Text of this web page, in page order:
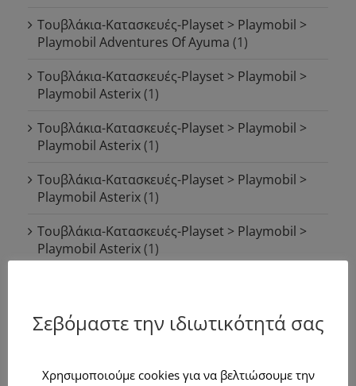
Τουβλάκια-Κατασκευές-Playset > Playmobil >
Playmobil Adventures Of Ayuma (1)
Τουβλάκια-Κατασκευές-Playset > Playmobil >
Playmobil Asterix(1)
Τουβλάκια-Κατασκευές-Playset > Playmobil >
Playmobil Asterix(1)
Τουβλάκια-Κατασκευές-Playset > Playmobil >
Playmobil Asterix(1)
Τουβλάκια-Κατασκευές-Playset > Playmobil >
Playmobil Asterix(1)
Τουβλάκια-Κατασκευές-Playset > Playmobil >
Σεβόμαστε την ιδιωτικότητά σας
Χρησιμοποιούμε cookies για να βελτιώσουμε την